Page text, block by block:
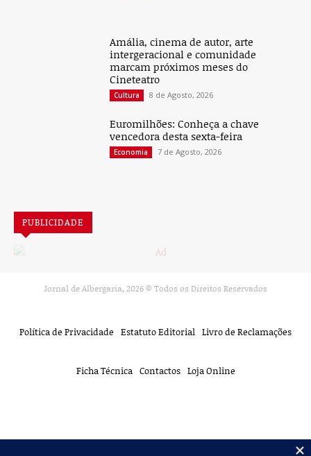
Amália, cinema de autor, arte
intergeracional e comunidade
marcam próximos meses do
Cineteatro
Cultura 8 de Agosto, 2026
Euromilhões: Conheça a chave
vencedora desta sexta-feira
Economia 7 de Agosto, 2026
PUBLICIDADE
Jornal de Albergaria, 2026 © Todos os Direitos Reservados
Política de Privacidade Estatuto Editorial Livro de Reclamações
Ficha Técnica Contactos Loja Online